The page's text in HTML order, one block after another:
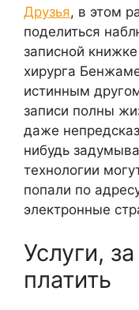
Друзья, в этом
поделиться
записной
хирурга
истинным
записи полны
даже
нибудь
технологии
попали по
электронные
Услуги,
платить